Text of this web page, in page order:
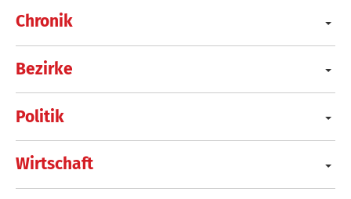
Chronik
Bezirke
Politik
Wirtschaft